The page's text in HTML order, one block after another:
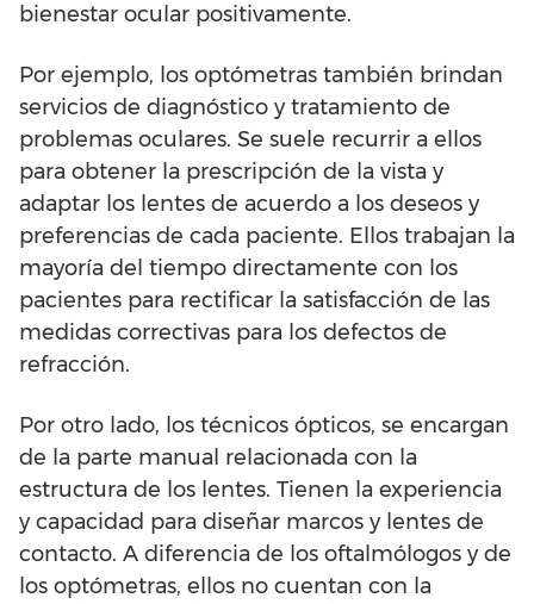
bienestar ocular positivamente.
Por ejemplo, los optómetras también brindan
servicios de diagnóstico y tratamiento de
problemas oculares. Se suele recurrir a ellos
para obtener la prescripción de la vista y
adaptar los lentes de acuerdo a los deseos y
preferencias de cada paciente. Ellos trabajan la
mayoría del tiempo directamente con los
pacientes para rectificar la satisfacción de las
medidas correctivas para los defectos de
refracción.
Por otro lado, los técnicos ópticos, se encargan
de la parte manual relacionada con la
estructura de los lentes. Tienen la experiencia
y capacidad para diseñar marcos y lentes de
contacto. A diferencia de los oftalmólogos y de
los optómetras, ellos no cuentan con la